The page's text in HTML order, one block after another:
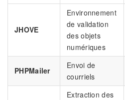
JHOVE
Environnement
de validation
des objets
numériques
PHPMailer
Envoi de
courriels
Extraction des